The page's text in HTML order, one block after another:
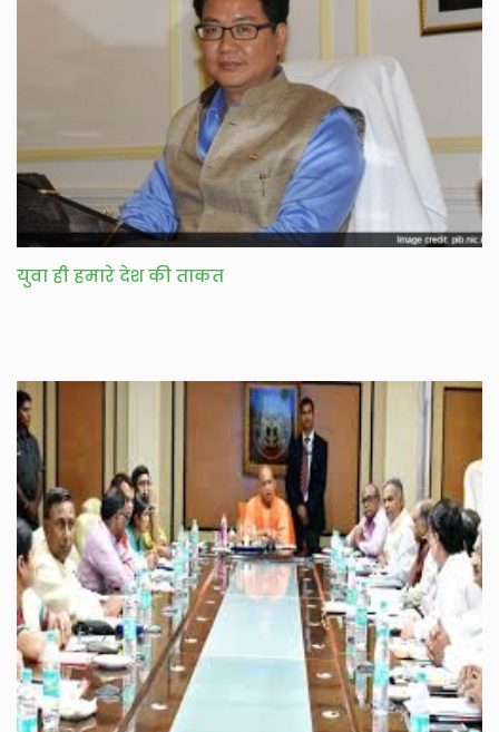
युवा ही हमारे देश की ताकत